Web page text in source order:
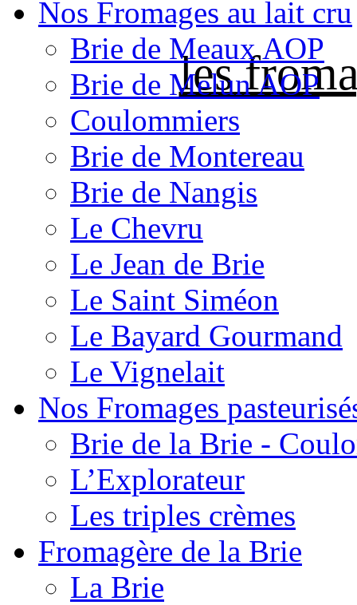
les
Nos Fromages au lait cru
Brie de Meaux AOP
Brie de Melun AOP
Coulommiers
Brie de Montereau
Brie de Nangis
Le Chevru
Le Jean de Brie
Le Saint Siméon
Le Bayard Gourmand
Le Vignelait
Nos Fromages
Brie de la Brie -
L’Explorateur
Les triples crèmes
Fromagère de la Brie
La Brie